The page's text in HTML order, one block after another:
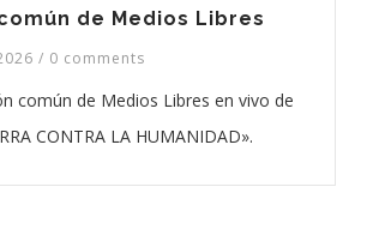
de Medios Libres
/ 0 comments
común de Medios Libres en vivo de
CONTRA LA HUMANIDAD».